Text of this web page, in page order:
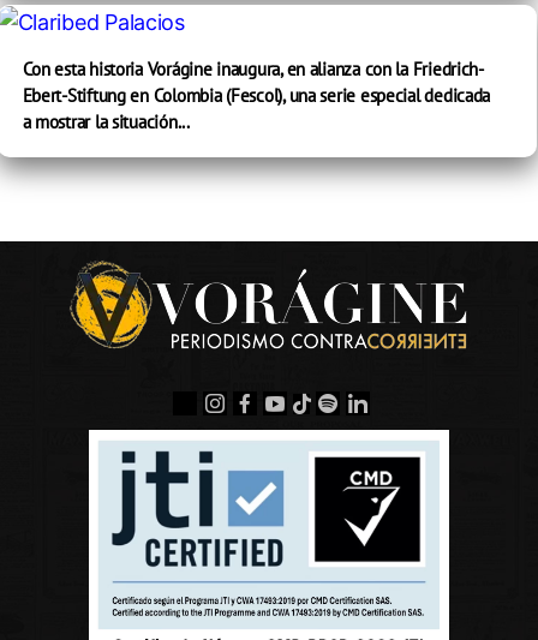
Con esta historia Vorágine inaugura, en alianza con la Friedrich-
Ebert-Stiftung en Colombia (Fescol), una serie especial dedicada
a mostrar la situación...